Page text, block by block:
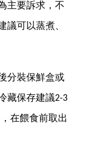
主要訴求，不
議可以蒸煮、
分裝保鮮盒或
藏保存建議2-3
在餵食前取出